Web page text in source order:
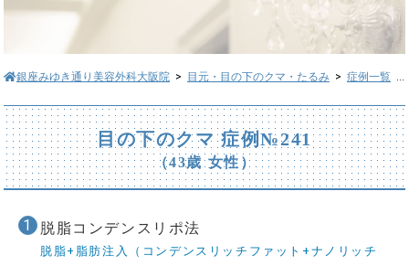
銀座みゆき通り美容外科大阪院 > 目元・目の下のクマ・たるみ > 症例一覧
目の下のクマ 症例№241
（43歳 女性）
脱脂コンデンスリポ法
脱脂+脂肪注入（コンデンスリッチファット+ナノリッチ